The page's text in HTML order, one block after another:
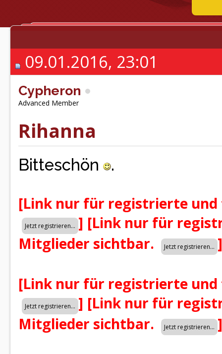
09.01.2016, 23:01
Cypheron
Advanced Member
Rihanna
Bitteschön .
[Link nur für registrierte
] [Link nur für
Mitglieder sichtbar.
]
[Link nur für registrierte
] [Link nur für
Mitglieder sichtbar.
]